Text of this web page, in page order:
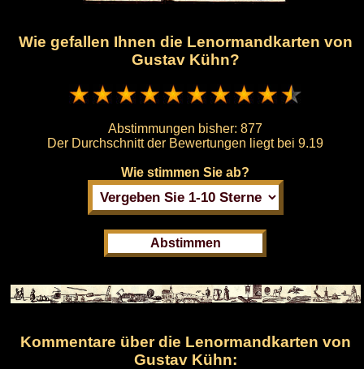
Wie gefallen Ihnen die Lenormandkarten von
Gustav Kühn?
Abstimmungen bisher: 877
Der Durchschnitt der Bewertungen liegt bei 9.19
Wie stimmen Sie ab?
Kommentare über die Lenormandkarten von
Gustav Kühn: